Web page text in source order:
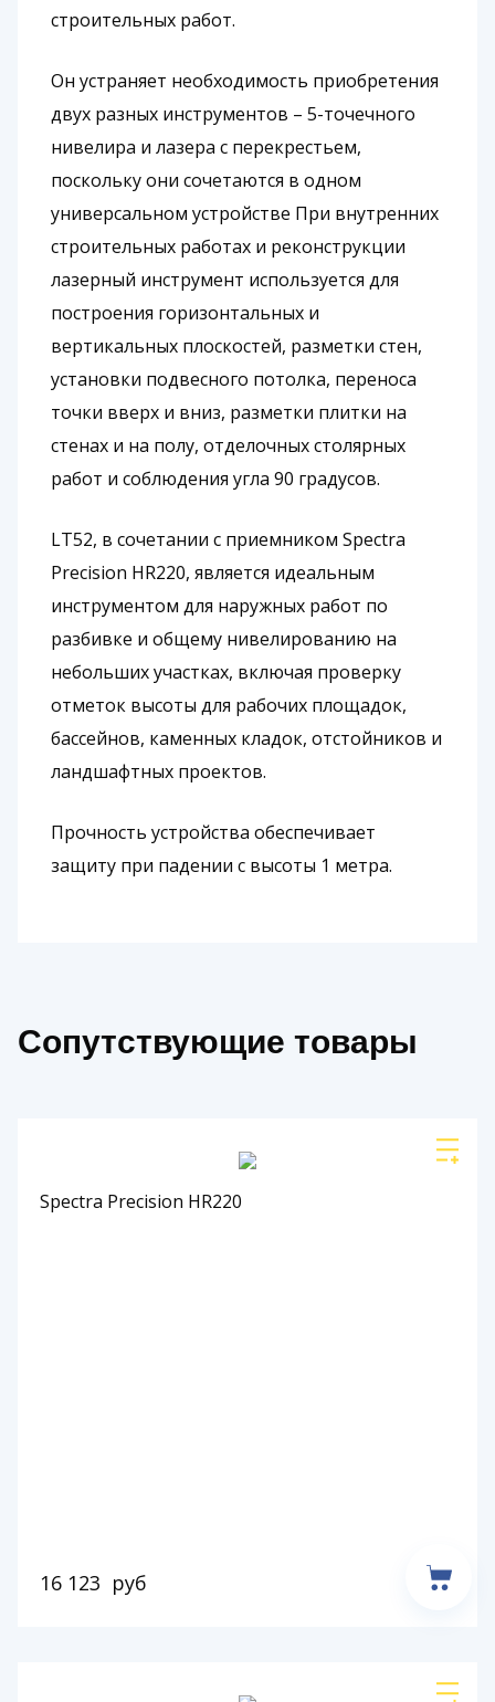
строительных работ.
Он устраняет необходимость приобретения
двух разных инструментов – 5-точечного
нивелира и лазера с перекрестьем,
поскольку они сочетаются в одном
универсальном устройстве При внутренних
строительных работах и реконструкции
лазерный инструмент используется для
построения горизонтальных и
вертикальных плоскостей, разметки стен,
установки подвесного потолка, переноса
точки вверх и вниз, разметки плитки на
стенах и на полу, отделочных столярных
работ и соблюдения угла 90 градусов.
LT52, в сочетании с приемником Spectra
Precision HR220, является идеальным
инструментом для наружных работ по
разбивке и общему нивелированию на
небольших участках, включая проверку
отметок высоты для рабочих площадок,
бассейнов, каменных кладок, отстойников и
ландшафтных проектов.
Прочность устройства обеспечивает
защиту при падении с высоты 1 метра.
Сопутствующие товары
Spectra Precision HR220
16 123 руб